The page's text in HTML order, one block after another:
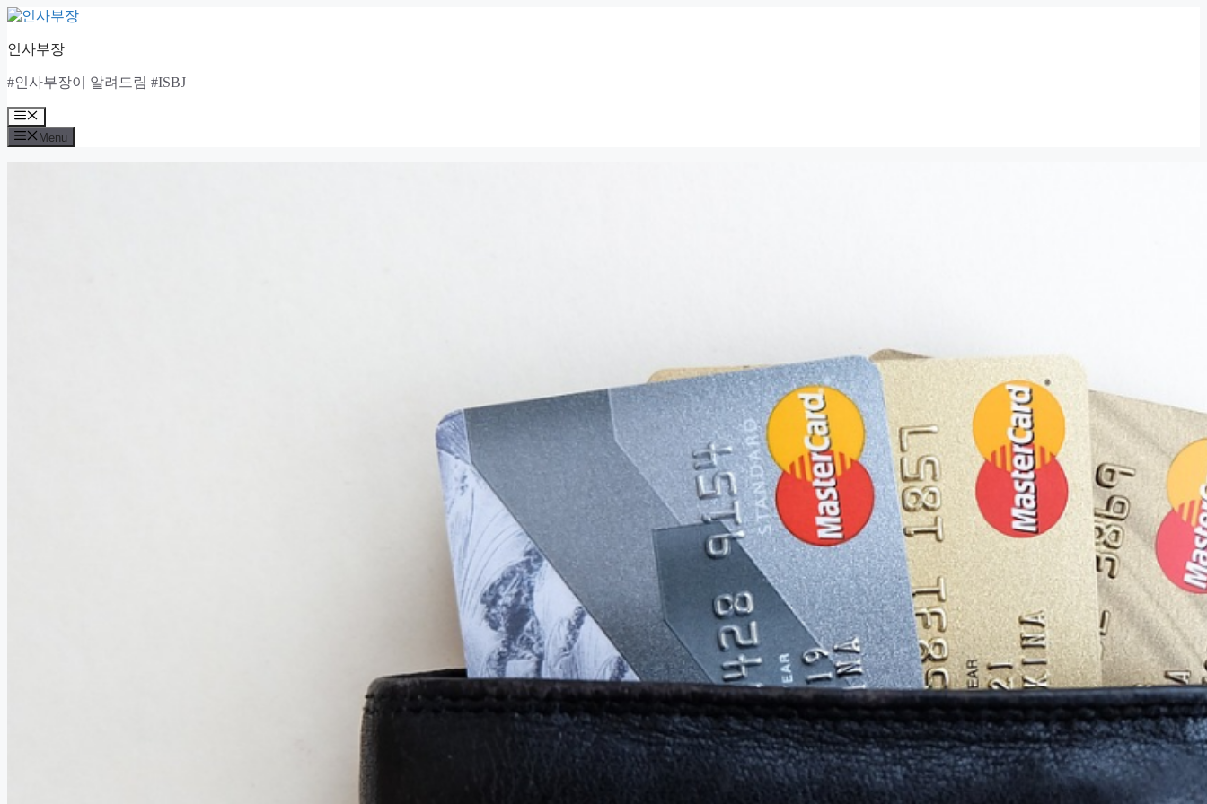
Skip
content
인사부장
#인사부장이 알려드림 #ISBJ
Menu
Menu